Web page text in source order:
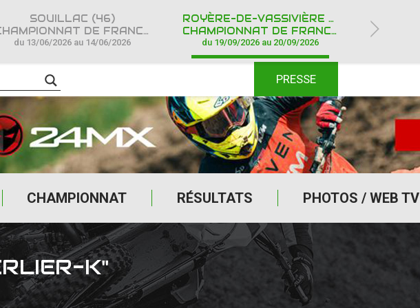
CHAMPIONNAT RÉSULTATS PHOTOS / WEB TV
PRESSE
SOUILLAC (46)
DE FRANCE CROSS COUNTRY IPONE
du 13/06/2026 au 14/06/2026
ROYÈRE-DE-VASSIVIÈRE (23)
CHAMPIONNAT DE FRANCE CROSS COUNTRY IPONE
du 19/09/2026 au 20/09/2026
K"